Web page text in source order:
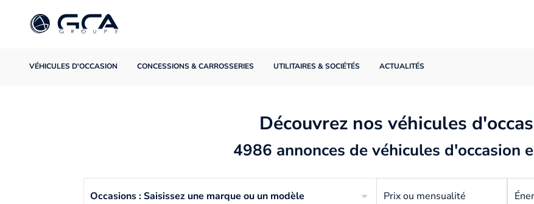
VÉHICULES D'OCCASION CONCESSIONS & CARROSSERIES UTILITAIRES & SOCIÉTÉS ACTUALITÉS
Découvrez nos véhicules
4986 annonces de véhicules d'occasion
Occasions : Saisissez une marque ou un modèle Prix ou mensualité